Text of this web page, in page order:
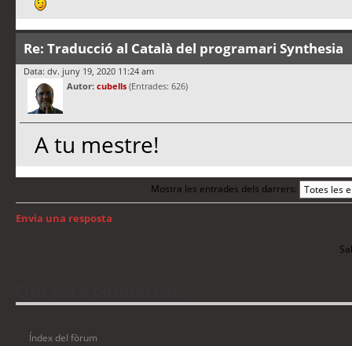
Re: Traducció al Català del programari Synthesia
Data: dv. juny 19, 2020 11:24 am
Autor: cubells (Entrades: 626)
A tu mestre!
Mostra les entrades dels darrers:
Envia una resposta
Índex del fòrum